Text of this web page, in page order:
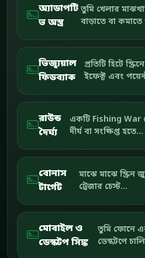
অ্যাডাপটি
ভ অস্ত্র
তুমি খেলার
বাড়াতে বা
ভিজ্যুয়াল
ফিডব্যাক
প্রতিটি হিটে
ইফেক্ট এবং
রাউন্ড
দৈর্ঘ্য
একটি Fishing War
দীর্ঘ বা সংক্ষিপ্ত হতে...
বোনাস
টার্গেট
মাঝে মাঝে
ট্রেজার চেস্ট...
মোবাইল ও
ডেস্কটপ সিঙ্ক
তুমি ফোনে
ডেস্কটপে